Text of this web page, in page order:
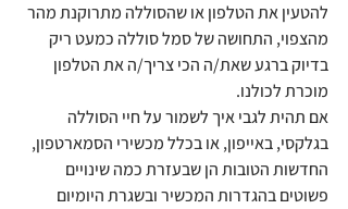
להטעין את הטלפון או שהסוללה מתרוקנת מהר
מהצפוי, התחושה של סמל סוללה כמעט ריק
בדיוק ברגע שאת/ה הכי צריך/ה את הטלפון
מוכרת לכולנו.
אם תהית לגבי איך לשמור על חיי הסוללה
בגלקסי, באייפון, או בכלל מכשירי הסמארטפון,
החדשות הטובות הן שבעזרת כמה שינויים
פשוטים בהגדרות המכשיר ובשגרת היומיום